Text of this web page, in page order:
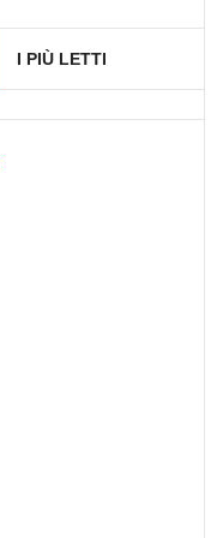
I PIÙ LETTI